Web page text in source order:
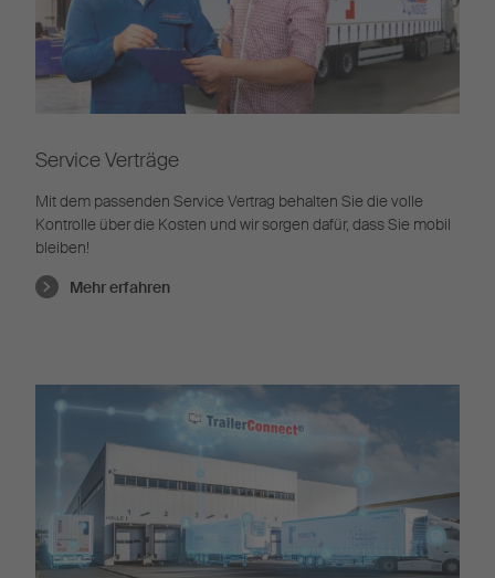
Service Verträge
Mit dem passenden Service Vertrag behalten Sie die volle
Kontrolle über die Kosten und wir sorgen dafür, dass Sie mobil
bleiben!
Mehr erfahren